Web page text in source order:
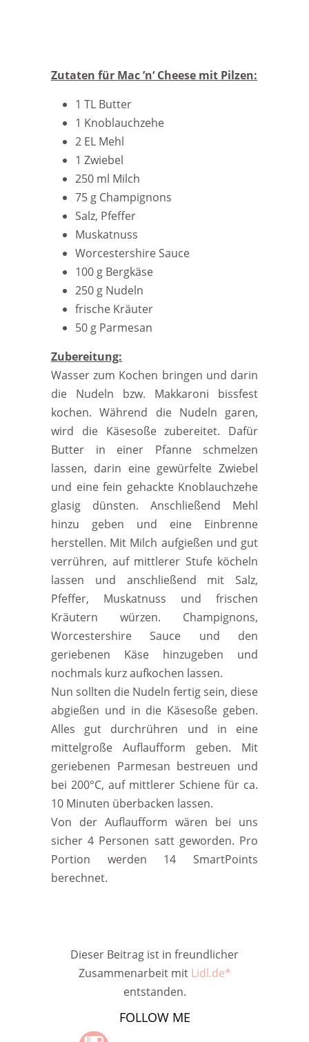
Zutaten für Mac ’n‘ Cheese mit Pilzen:
1 TL Butter
1 Knoblauchzehe
2 EL Mehl
1 Zwiebel
250 ml Milch
75 g Champignons
Salz, Pfeffer
Muskatnuss
Worcestershire Sauce
100 g Bergkäse
250 g Nudeln
frische Kräuter
50 g Parmesan
Zubereitung:
Wasser zum Kochen bringen und darin
die Nudeln bzw. Makkaroni bissfest
kochen. Während die Nudeln garen,
wird die Käsesoße zubereitet. Dafür
Butter in einer Pfanne schmelzen
lassen, darin eine gewürfelte Zwiebel
und eine fein gehackte Knoblauchzehe
glasig dünsten. Anschließend Mehl
hinzu geben und eine Einbrenne
herstellen. Mit Milch aufgießen und gut
verrühren, auf mittlerer Stufe köcheln
lassen und anschließend mit Salz,
Pfeffer, Muskatnuss und frischen
Kräutern würzen. Champignons,
Worcestershire Sauce und den
geriebenen Käse hinzugeben und
nochmals kurz aufkochen lassen.
Nun sollten die Nudeln fertig sein, diese
abgießen und in die Käsesoße geben.
Alles gut durchrühren und in eine
mittelgroße Auflaufform geben. Mit
geriebenen Parmesan bestreuen und
bei 200°C, auf mittlerer Schiene für ca.
10 Minuten überbacken lassen.
Von der Auflaufform wären bei uns
sicher 4 Personen satt geworden. Pro
Portion werden 14 SmartPoints
berechnet.
Dieser Beitrag ist in freundlicher
Zusammenarbeit mit Lidl.de*
entstanden.
FOLLOW ME